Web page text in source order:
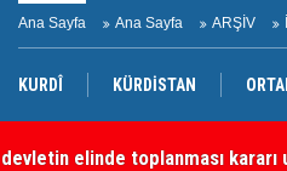
Ana Sayfa Ana Sayfa ARŞİV
KURDÎ KÜRDİSTAN
elinde toplanması kararı